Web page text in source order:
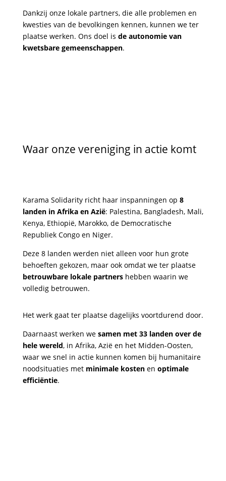
Dankzij onze lokale partners, die alle problemen en
kwesties van de bevolkingen kennen, kunnen we ter
plaatse werken. Ons doel is de autonomie van
kwetsbare gemeenschappen.
Waar onze vereniging in actie komt
Karama Solidarity richt haar inspanningen op 8
landen in Afrika en Azië: Palestina, Bangladesh, Mali,
Kenya, Ethiopië, Marokko, de Democratische
Republiek Congo en Niger.
Deze 8 landen werden niet alleen voor hun grote
behoeften gekozen, maar ook omdat we ter plaatse
betrouwbare lokale partnershebben waarin we
volledig betrouwen.
Het werk gaat ter plaatse dagelijks voortdurend door.
Daarnaast werken we samen met 33 landen over de
hele wereld, in Afrika, Azië en het Midden-Oosten,
waar we snel in actie kunnen komen bij humanitaire
noodsituaties met minimale kosten en optimale
efficiëntie.